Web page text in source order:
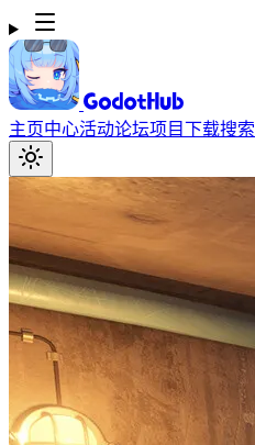
主页中心活动论坛项目下载搜索